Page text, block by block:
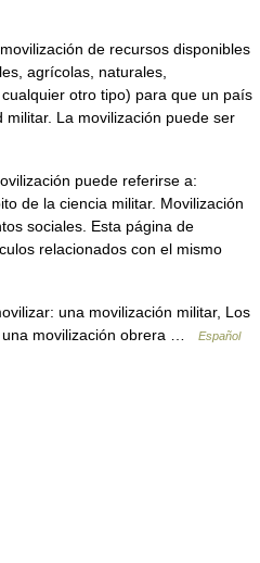
de recursos disponibles
agrícolas, naturales,
otro tipo) para que un país
La movilización puede ser
puede referirse a:
de la ciencia militar. Movilización
sociales. Esta página de
relacionados con el mismo
una movilización militar, Los
una movilización obrera …
Español